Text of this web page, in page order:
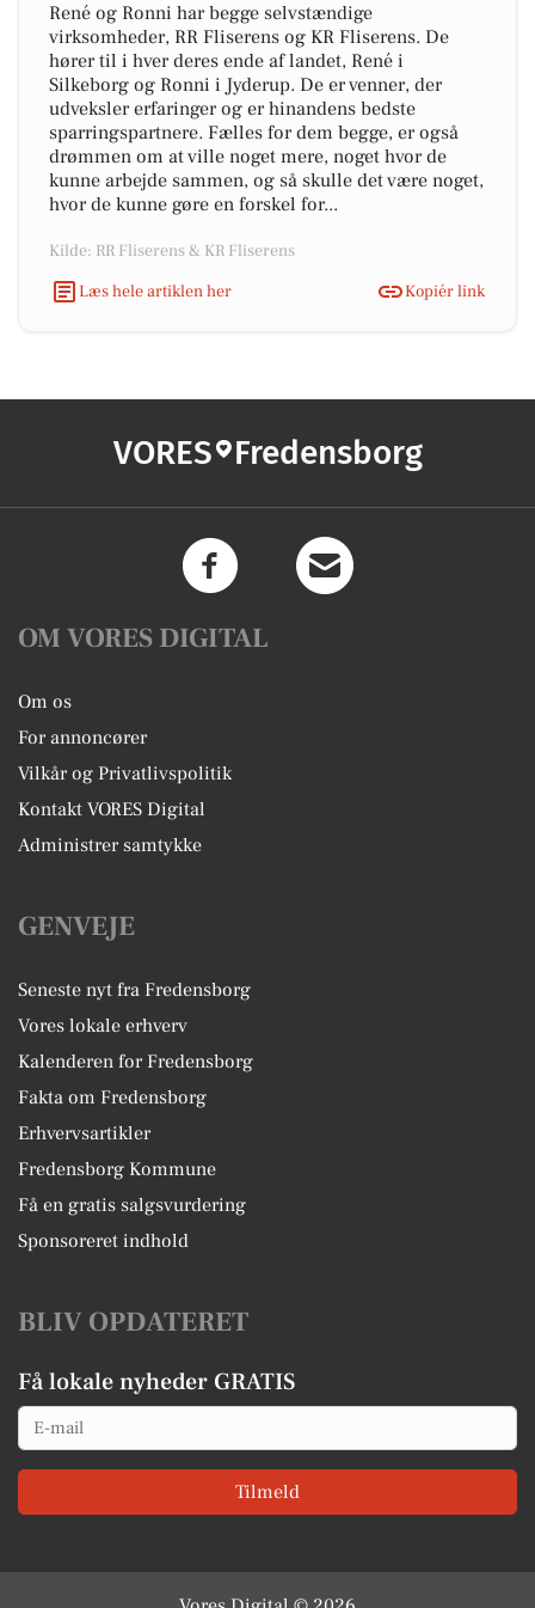
René og Ronni har begge selvstændige
virksomheder, RR Fliserens og KR Fliserens. De
hører til i hver deres ende af landet, René i
Silkeborg og Ronni i Jyderup. De er venner, der
udveksler erfaringer og er hinandens bedste
sparringspartnere. Fælles for dem begge, er også
drømmen om at ville noget mere, noget hvor de
kunne arbejde sammen, og så skulle det være noget,
hvor de kunne gøre en forskel for...
Kilde: RR Fliserens & KR Fliserens
Læs hele artiklen her
Kopiér link
VORES Fredensborg
OM VORES DIGITAL
Om os
For annoncører
Vilkår og Privatlivspolitik
Kontakt VORES Digital
Administrer samtykke
GENVEJE
Seneste nyt fra Fredensborg
Vores lokale erhverv
Kalenderen for Fredensborg
Fakta om Fredensborg
Erhvervsartikler
Fredensborg Kommune
Få en gratis salgsvurdering
Sponsoreret indhold
BLIV OPDATERET
Få lokale nyheder GRATIS
Email
Tilmeld